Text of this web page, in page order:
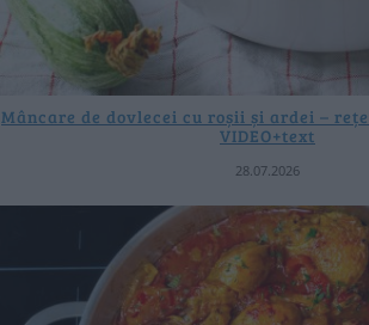
Mâncare de dovlecei cu roșii și ardei –
VIDEO+text
28.07.2026